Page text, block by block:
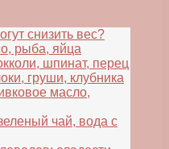
снизить вес?
рыба, яйца
шпинат, перец
груши, клубника
масло,
чай, вода с